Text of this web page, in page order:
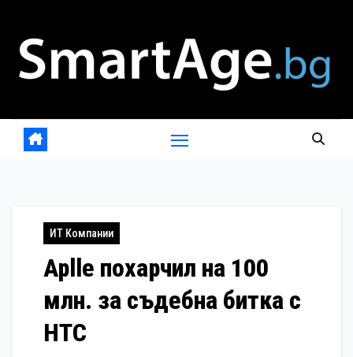
content
ИТ Компании
Aplle похарчил на 100
млн. за съдебна битка с
HTC